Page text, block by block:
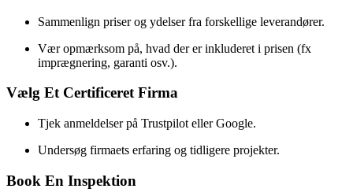
Sammenlign priser og ydelser fra forskellige leverandører.
Vær opmærksom på, hvad der er inkluderet i prisen (fx
imprægnering, garanti osv.).
Vælg Et Certificeret Firma
Tjek anmeldelser på Trustpilot eller Google.
Undersøg firmaets erfaring og tidligere projekter.
Book En Inspektion